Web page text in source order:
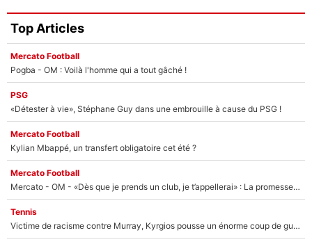
Top Articles
Mercato Football
Pogba - OM : Voilà l'homme qui a tout gâché !
PSG
«Détester à vie», Stéphane Guy dans une embrouille à cause du PSG !
Mercato Football
Kylian Mbappé, un transfert obligatoire cet été ?
Mercato Football
Mercato - OM - «Dès que je prends un club, je t’appellerai» : La promesse de Marcelino au moment de claquer la porte
Tennis
Victime de racisme contre Murray, Kyrgios pousse un énorme coup de gueule !